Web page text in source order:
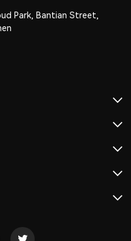
Park, Bantian Street,